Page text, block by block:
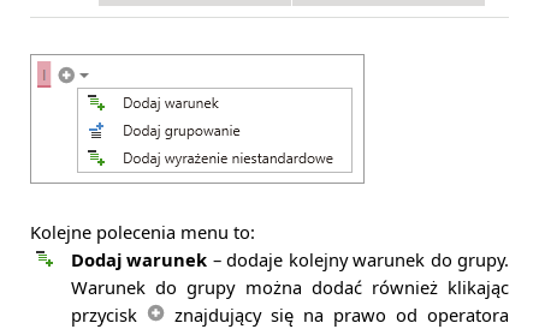
Kolejne polecenia menu to:
Dodaj warunek – dodaje kolejny warunek do grupy.
Warunek do grupy można dodać również klikając
przycisk
znajdujący się na prawo od operatora